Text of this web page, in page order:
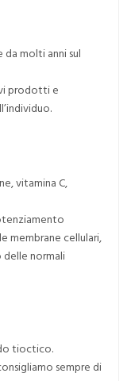
da molti anni sul
prodotti e
vitamina C,
membrane cellulari,
delle normali
tioctico.
sempre di